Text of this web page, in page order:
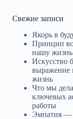
Свежие записи
Якорь в
Принцип
нашу
Искусство
выражение
жизнь
Что мы
ключевых
работы
Эмпатия —